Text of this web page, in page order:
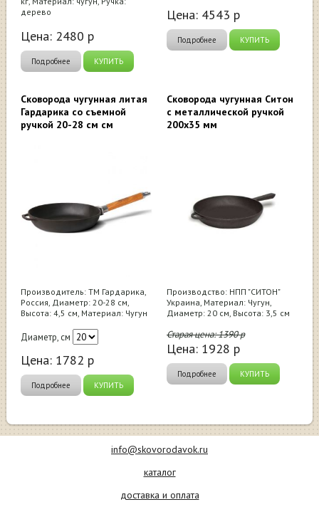
дерево
Цена: 2480 р
Подробнее КУПИТЬ
Цена: 4543 р
Подробнее КУПИТЬ
Сковорода чугунная литая
Гардарика со съемной
ручкой 20-28 см см
Производитель: ТМ Гардарика,
Россия, Диаметр: 20-28 см,
Высота: 4,5 см, Материал: Чугун
Диаметр, см
Цена: 1782 р
Подробнее КУПИТЬ
Сковорода чугунная Ситон
с металлической ручкой
200х35 мм
Производство: НПП "СИТОН"
Украина, Материал: Чугун,
Диаметр: 20 см, Высота: 3,5 см
Старая цена:1390р
Цена: 1928 р
Подробнее КУПИТЬ
info@skovorodavok.ru
каталог
доставка и оплата